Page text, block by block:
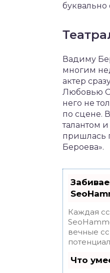
буквально
Вадиму
многим
актер
Любовью
него не
по сцене.
талантом
пришлась
Бероева».
Каждая
вечные
Что